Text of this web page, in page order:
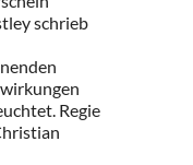
schrieb
Regie